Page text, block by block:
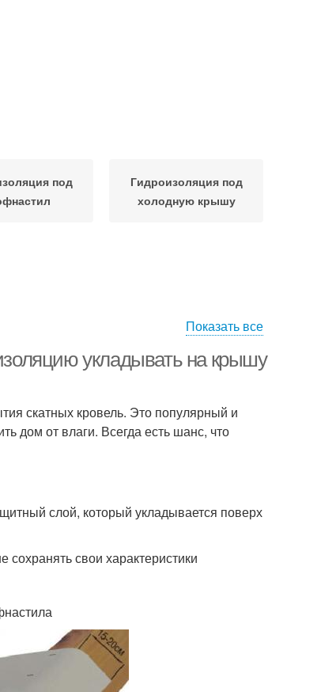
под
Гидроизоляция под
холодную крышу
Показать все
укладывать на крышу
скатных кровель. Это популярный и
дом от влаги. Всегда есть шанс, что
слой, который укладывается поверх
свои характеристики